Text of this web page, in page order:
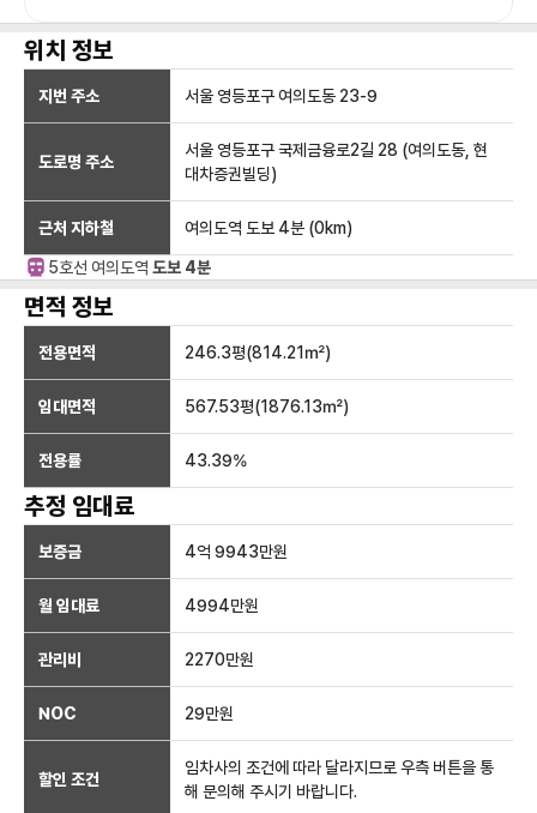
위치 정보
지번 주소 서울 영등포구 여의도동 23-9
도로명 주소
서울 영등포구 국제금융로2길 28 (여의도동, 현
대차증권빌딩)
근처 지하철 여의도역 도보 4분 (0km)
5호선 여의도역 도보 4분
면적 정보
전용면적 246.3평(814.21㎡)
임대면적 567.53평(1876.13㎡)
전용률 43.39%
추정 임대료
보증금 4억 9943만원
월 임대료 4994만원
관리비 2270만원
NOC 29만원
할인 조건
임차사의 조건에 따라 달라지므로 우측 버튼을 통
해 문의해 주시기 바랍니다.